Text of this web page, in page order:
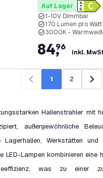
170lm/W - 3000K
- 5 Jahre Garantie
Auf Lager
1-10V Dimmbar
170 Lumen pro Watt
3000K -
84,
96
inkl.
Zurück1 2
Hallenstrahler mit
außergewöhnliche
Lagerhallen, Werkstätten und
LED-Lampen kombinieren eine
was zu einer